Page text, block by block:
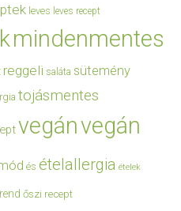
leves leves recept
mindenmentes
reggeli saláta sütemény
tojásmentes
vegánvegán
és ételallergia ételek
őszi recept